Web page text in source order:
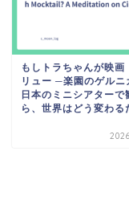
もしトラちゃんが映画
リュー ─楽園のゲルニ
日本のミニシアターで
ら、世界はどう変わる